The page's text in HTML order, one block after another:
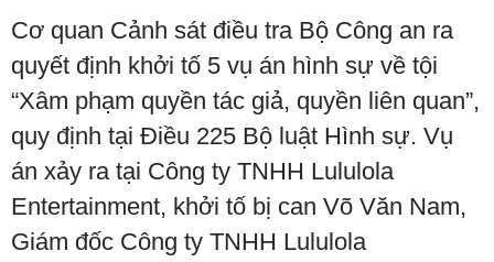
Cơ quan Cảnh sát điều tra Bộ Công an ra
quyết định khởi tố 5 vụ án hình sự về tội
“Xâm phạm quyền tác giả, quyền liên quan”,
quy định tại Điều 225 Bộ luật Hình sự. Vụ
án xảy ra tại Công ty TNHH Lululola
Entertainment, khởi tố bị can Võ Văn Nam,
Giám đốc Công ty TNHH Lululola